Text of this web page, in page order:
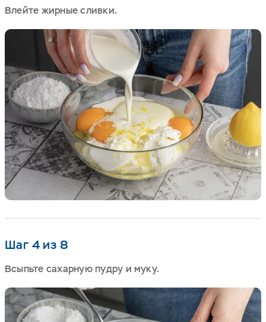
Влейте жирные сливки.
Шаг 4 из 8
Всыпьте сахарную пудру и муку.